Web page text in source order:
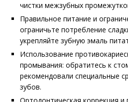
чистки межзубных
Правильное питание и
ограничьте потребление
укрепляйте зубную эмаль
Использование
промывания: обратитесь к
рекомендовали специальные
зубов.